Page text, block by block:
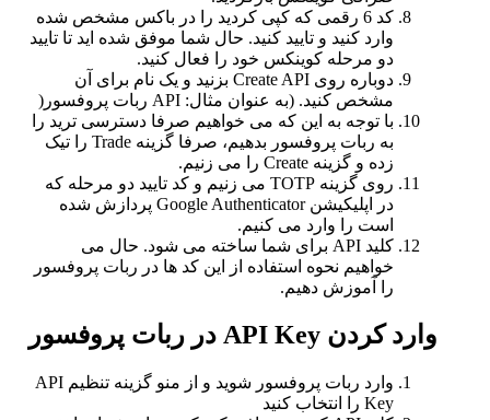
کد 6 رقمی که کپی کردید را در باکس مشخص شده
وارد کنید و تایید کنید. حال شما موفق شده اید تا تایید
دو مرحله کوینکس خود را فعال کنید.
دوباره روی Create API بزنید و یک نام برای آن
مشخص کنید. (به عنوان مثال: API ربات پروفسور(
با توجه به این که می خواهیم صرفا دسترسی ترید را
به ربات پروفسور بدهیم، صرفا گزینه Trade را تیک
زده و گزینه Create را می زنیم.
روی گزینه TOTP می زنیم و کد تایید دو مرحله که
در اپلیکیشن Google Authenticator پردازش شده
است را وارد می کنیم.
کلید API برای شما ساخته می شود. حال می
خواهیم نحوه استفاده از این کد ها در ربات پروفسور
را آموزش دهیم.
وارد کردن API Key در ربات پروفسور
وارد ربات پروفسور شوید و از منو گزینه تنظیم API
Key را انتخاب کنید